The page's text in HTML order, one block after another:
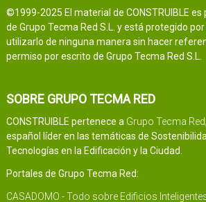
©1999-2025 El material de CONSTRUIBLE
de Grupo Tecma Red S.L. y está protegido
utilizarlo de ninguna manera sin hacer
permiso por escrito de Grupo Tecma Red S.L.
SOBRE GRUPO TECMA RED
CONSTRUIBLE pertenece a Grupo Tecma Red
español líder en las temáticas de
Tecnologías en la Edificación y la Ciudad.
Portales de Grupo Tecma Red:
CASADOMO - Todo sobre Edificios